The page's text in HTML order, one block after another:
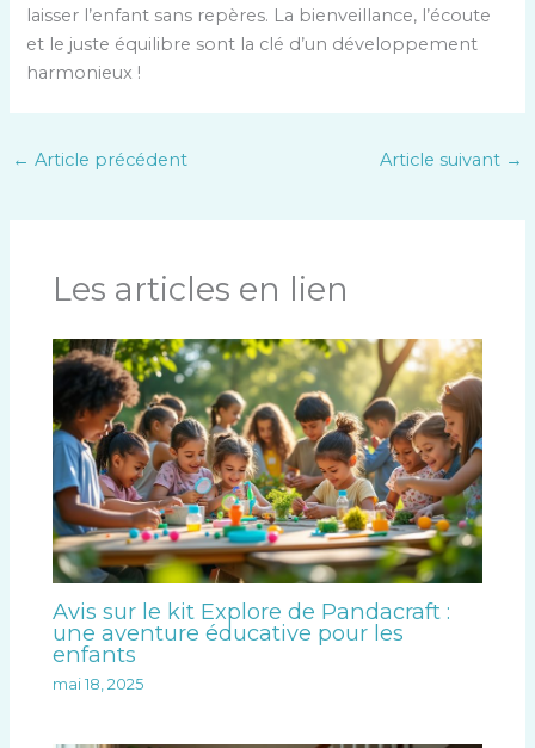
laisser l’enfant sans repères. La bienveillance, l’écoute
et le juste équilibre sont la clé d’un développement
harmonieux !
← Article précédent Article suivant →
Les articles en lien
Avis sur le kit Explore de Pandacraft :
une aventure éducative pour les
enfants
mai 18, 2025